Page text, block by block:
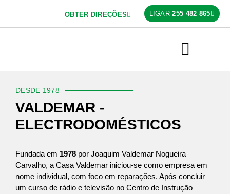
OBTER DIREÇÕES LIGAR255 482 865
DESDE 1978
VALDEMAR -
ELECTRODOMÉSTICOS
Fundada em 1978 por Joaquim Valdemar Nogueira
Carvalho, a Casa Valdemar iniciou-se como empresa em
nome individual, com foco em reparações. Após concluir
um curso de rádio e televisão no Centro de Instrução